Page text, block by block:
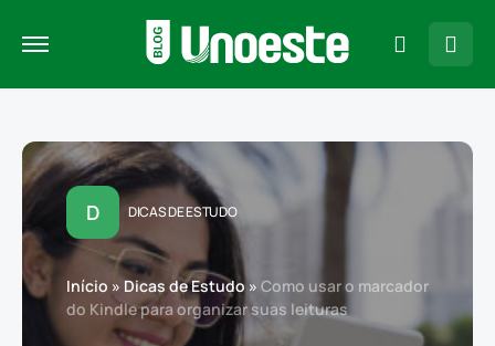
D DICAS DE ESTUDO
Início » Dicas de Estudo » Como usar o marcador
do Kindle para organizar suas leituras